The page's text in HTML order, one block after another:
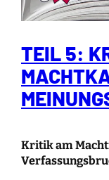
TEIL 5:
Kritik am